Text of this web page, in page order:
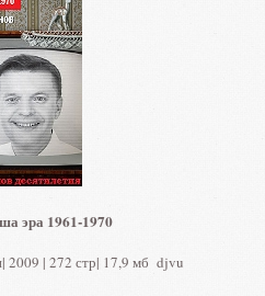
эра 1961-1970
2009 | 272 стр| 17,9 мб djvu